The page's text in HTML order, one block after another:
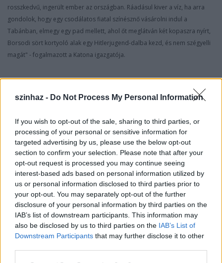
szinhaz - Do Not Process My Personal Information
If you wish to opt-out of the sale, sharing to third parties, or
processing of your personal or sensitive information for
targeted advertising by us, please use the below opt-out
section to confirm your selection. Please note that after your
opt-out request is processed you may continue seeing
interest-based ads based on personal information utilized by
us or personal information disclosed to third parties prior to
your opt-out. You may separately opt-out of the further
disclosure of your personal information by third parties on the
IAB’s list of downstream participants. This information may
also be disclosed by us to third parties on the IAB’s List of
Downstream Participants that may further disclose it to other
rosszkedvű, ingerült ember az országban. Ráadásul kiver a víz, ha arra
gondolok, hogy egy csodálatos fiatal színésznő vásárolni indul a
Tabánban, elmegy egy pad mellett, ahol őt meglátván két kopaszra nyírt,
Borsodi sört kortyoló alak egy Hitlerjugend-dalba kezd, és nem szégyelli
magát" - fogalmazott a Katona igazgatója.
Hozzátette: a színház virágzik, hiszen a társadalmi problémák valósággal